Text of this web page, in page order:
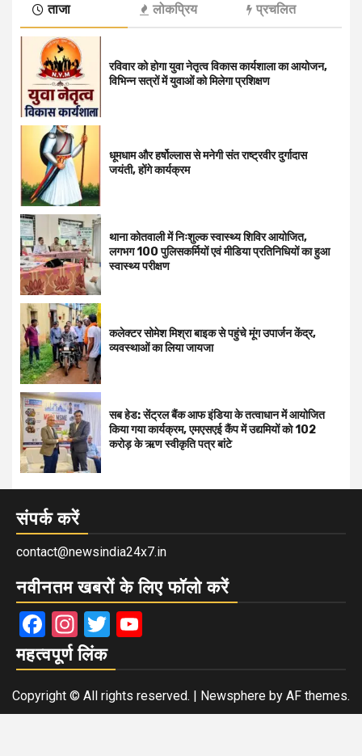
ताजा लोकप्रिय प्रचलित
रविवार को होगा युवा नेतृत्व विकास कार्यशाला का आयोजन,
विभिन्न सत्रों में युवाओं को मिलेगा प्रशिक्षण
धूमधाम और हर्षोल्लास से मनेगी संत राष्ट्रवीर दुर्गादास
जयंती, होंगे कार्यक्रम
थाना कोतवाली में निःशुल्क स्वास्थ्य शिविर आयोजित,
लगभग 100 पुलिसकर्मियों एवं मीडिया प्रतिनिधियों का हुआ
स्वास्थ्य परीक्षण
कलेक्टर सोमेश मिश्रा बाइक से पहुंचे मूंग उपार्जन केंद्र,
व्यवस्थाओं का लिया जायजा
सब हेड: सेंट्रल बैंक आफ इंडिया के तत्वाधान में आयोजित
किया गया कार्यक्रम, एमएसएई कैंप में उद्यमियों को 102
करोड़ के ऋण स्वीकृति पत्र बांटे
संपर्क करें
contact@newsindia24x7.in
नवीनतम खबरों के लिए फॉलो करें
Facebook
Instagram
Twitter
महत्वपूर्ण लिंक
Copyright © All rights reserved. | Newsphere by AF themes.